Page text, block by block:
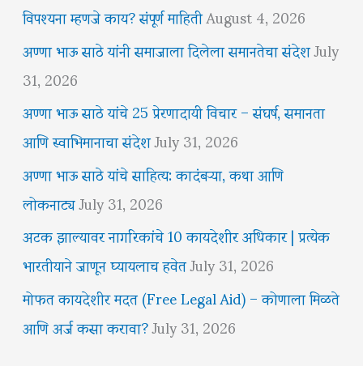
विपश्यना म्हणजे काय? संपूर्ण माहितीAugust 4, 2026
अण्णा भाऊ साठे यांनी समाजाला दिलेला समानतेचा संदेशJuly
31, 2026
अण्णा भाऊ साठे यांचे 25 प्रेरणादायी विचार – संघर्ष, समानता
आणि स्वाभिमानाचा संदेशJuly 31, 2026
अण्णा भाऊ साठे यांचे साहित्य: कादंबऱ्या, कथा आणि
लोकनाट्यJuly 31, 2026
अटक झाल्यावर नागरिकांचे 10 कायदेशीर अधिकार | प्रत्येक
भारतीयाने जाणून घ्यायलाच हवेतJuly 31, 2026
मोफत कायदेशीर मदत (Free Legal Aid) – कोणाला मिळते
आणि अर्ज कसा करावा?July 31, 2026